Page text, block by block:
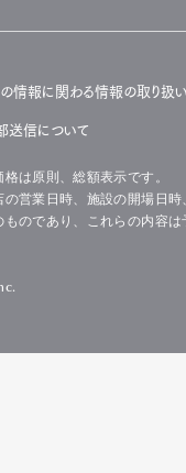
情報に関わる情報の取り扱
送信について
は原則、総額表示です。
営業日時、施設の開場日時
のであり、これらの内容は